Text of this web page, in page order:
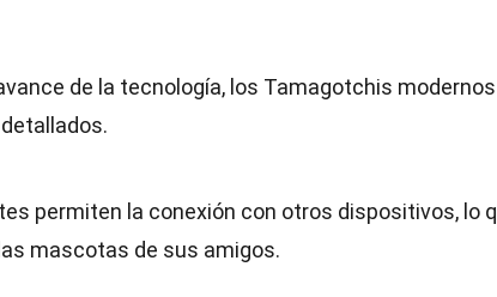
de la tecnología, los Tamagotchis modernos
permiten la conexión con otros dispositivos, lo
mascotas de sus amigos.